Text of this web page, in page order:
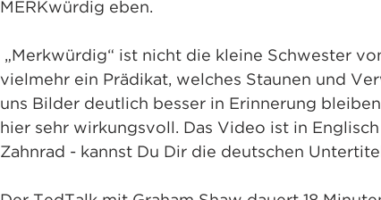
MERKwürdig eben.
vielmehr ein Prädikat, welches Staunen und
uns Bilder deutlich besser in Erinnerung
hier sehr wirkungsvoll. Das Video ist in
Zahnrad - kannst Du Dir die deutschen